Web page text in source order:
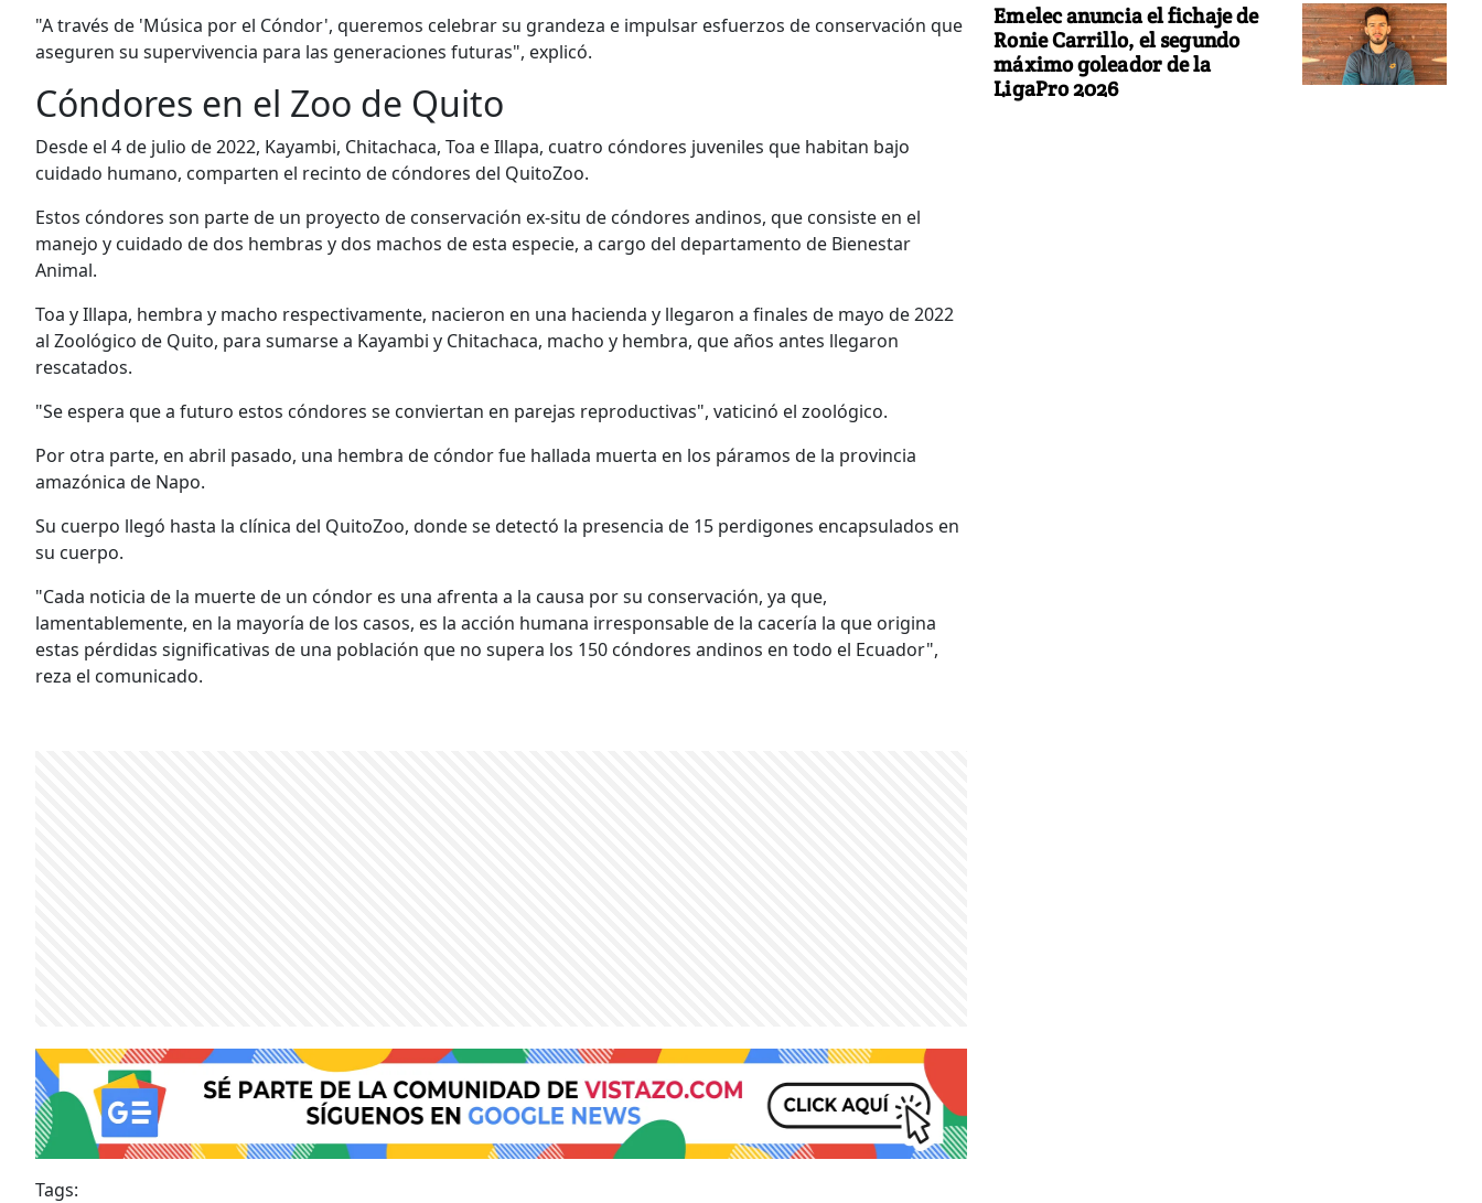
"A través de 'Música por el Cóndor', queremos celebrar su grandeza e impulsar esfuerzos de conservación que
aseguren su supervivencia para las generaciones futuras", explicó.
Cóndores en el Zoo de Quito
Desde el 4 de julio de 2022, Kayambi, Chitachaca, Toa e Illapa, cuatro cóndores juveniles que habitan bajo
cuidado humano, comparten el recinto de cóndores del QuitoZoo.
Estos cóndores son parte de un proyecto de conservación ex-situ de cóndores andinos, que consiste en el
manejo y cuidado de dos hembras y dos machos de esta especie, a cargo del departamento de Bienestar
Animal.
Toa y Illapa, hembra y macho respectivamente, nacieron en una hacienda y llegaron a finales de mayo de 2022
al Zoológico de Quito, para sumarse a Kayambi y Chitachaca, macho y hembra, que años antes llegaron
rescatados.
"Se espera que a futuro estos cóndores se conviertan en parejas reproductivas", vaticinó el zoológico.
Por otra parte, en abril pasado, una hembra de cóndor fue hallada muerta en los páramos de la provincia
amazónica de Napo.
Su cuerpo llegó hasta la clínica del QuitoZoo, donde se detectó la presencia de 15 perdigones encapsulados en
su cuerpo.
"Cada noticia de la muerte de un cóndor es una afrenta a la causa por su conservación, ya que,
lamentablemente, en la mayoría de los casos, es la acción humana irresponsable de la cacería la que origina
estas pérdidas significativas de una población que no supera los 150 cóndores andinos en todo el Ecuador",
reza el comunicado.
Tags:
Emelec anuncia el fichaje de
Ronie Carrillo, el segundo
máximo goleador de la
LigaPro 2026